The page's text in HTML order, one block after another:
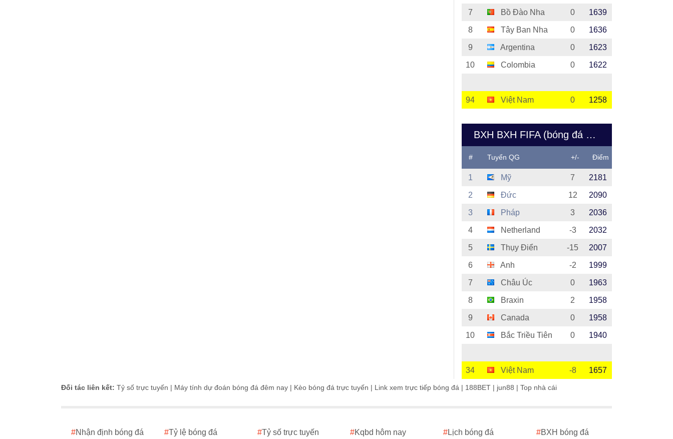
7 Bồ Đào Nha 0 1639
8 Tây Ban Nha 0 1636
9 Argentina 0 1623
10 Colombia 0 1622
94 Việt Nam 0 1258
BXH BXH FIFA (bóng đá nữ Việt Nam)
# Tuyển QG +/- Điểm
1 Mỹ 7 2181
2 Đức 12 2090
3 Pháp 3 2036
4 Netherland -3 2032
5 Thụy Điển -15 2007
6 Anh -2 1999
7 Châu Úc 0 1963
8 Braxin 2 1958
9 Canada 0 1958
10 Bắc Triều Tiên 0 1940
34 Việt Nam -8 1657
Đối tác liên kết: Tỷ số trực tuyến | Máy tính dự đoán bóng đá đêm nay | Kèo bóng đá trực tuyến | Link xem trực tiếp bóng đá | 188BET | jun88 | Top nhà cái
#Nhận định bóng đá #Tỷ lệ bóng đá #Tỷ số trực tuyến #Kqbd hôm nay #Lịch bóng đá #BXH bóng đá